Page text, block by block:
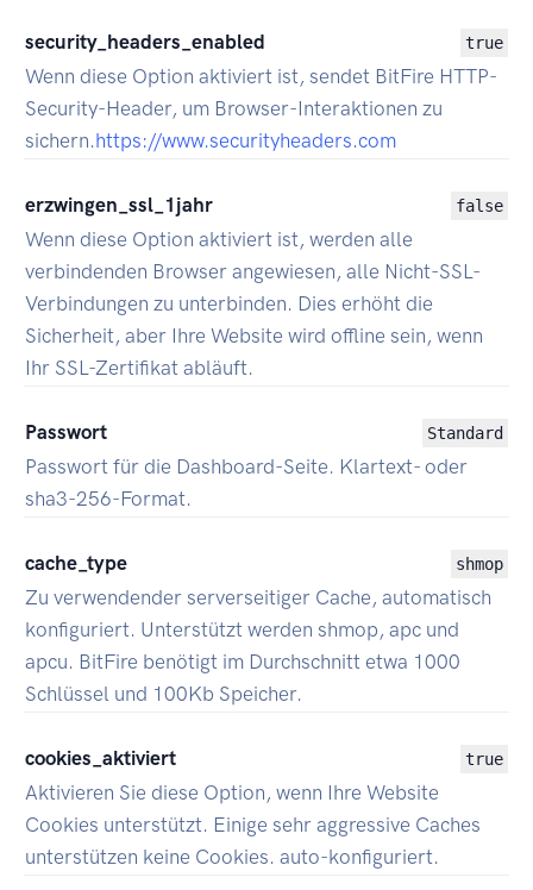
security_headers_enabled true
Wenn diese Option aktiviert ist, sendet BitFire HTTP-
Security-Header, um Browser-Interaktionen zu
sichern.https://www.securityheaders.com
erzwingen_ssl_1jahr false
Wenn diese Option aktiviert ist, werden alle
verbindenden Browser angewiesen, alle Nicht-SSL-
Verbindungen zu unterbinden. Dies erhöht die
Sicherheit, aber Ihre Website wird offline sein, wenn
Ihr SSL-Zertifikat abläuft.
Passwort Standard
Passwort für die Dashboard-Seite. Klartext- oder
sha3-256-Format.
cache_type shmop
Zu verwendender serverseitiger Cache, automatisch
konfiguriert. Unterstützt werden shmop, apc und
apcu. BitFire benötigt im Durchschnitt etwa 1000
Schlüssel und 100Kb Speicher.
cookies_aktiviert true
Aktivieren Sie diese Option, wenn Ihre Website
Cookies unterstützt. Einige sehr aggressive Caches
unterstützen keine Cookies. auto-konfiguriert.